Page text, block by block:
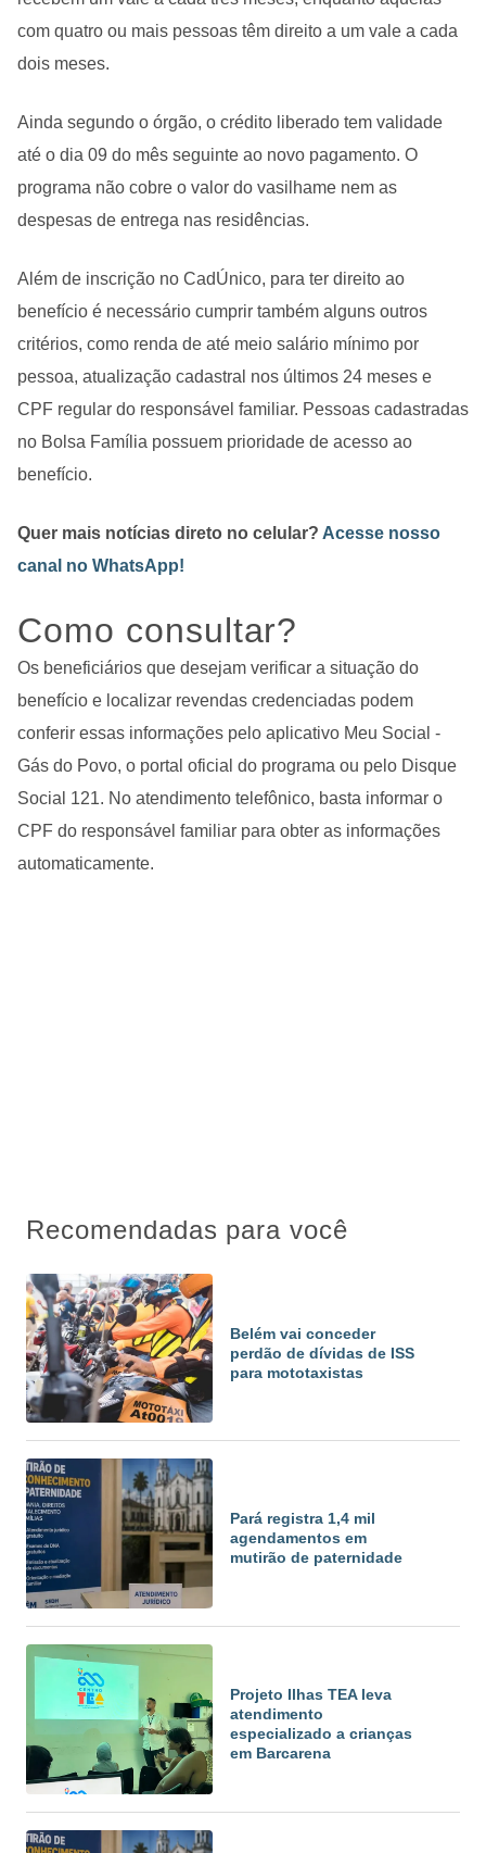
com quatro ou mais pessoas têm direito a um vale a cada
dois meses.
Ainda segundo o órgão, o crédito liberado tem validade
até o dia 09 do mês seguinte ao novo pagamento. O
programa não cobre o valor do vasilhame nem as
despesas de entrega nas residências.
Além de inscrição no CadÚnico, para ter direito ao
benefício é necessário cumprir também alguns outros
critérios, como renda de até meio salário mínimo por
pessoa, atualização cadastral nos últimos 24 meses e
CPF regular do responsável familiar. Pessoas cadastradas
no Bolsa Família possuem prioridade de acesso ao
benefício.
Quer mais notícias direto no celular? Acesse nosso
canal no WhatsApp!
Como consultar?
Os beneficiários que desejam verificar a situação do
benefício e localizar revendas credenciadas podem
conferir essas informações pelo aplicativo Meu Social -
Gás do Povo, o portal oficial do programa ou pelo Disque
Social 121. No atendimento telefônico, basta informar o
CPF do responsável familiar para obter as informações
automaticamente.
Recomendadas para você
Belém vai conceder
perdão de dívidas de ISS
para mototaxistas
Pará registra 1,4 mil
agendamentos em
mutirão de paternidade
Projeto Ilhas TEA leva
atendimento
especializado a crianças
em Barcarena